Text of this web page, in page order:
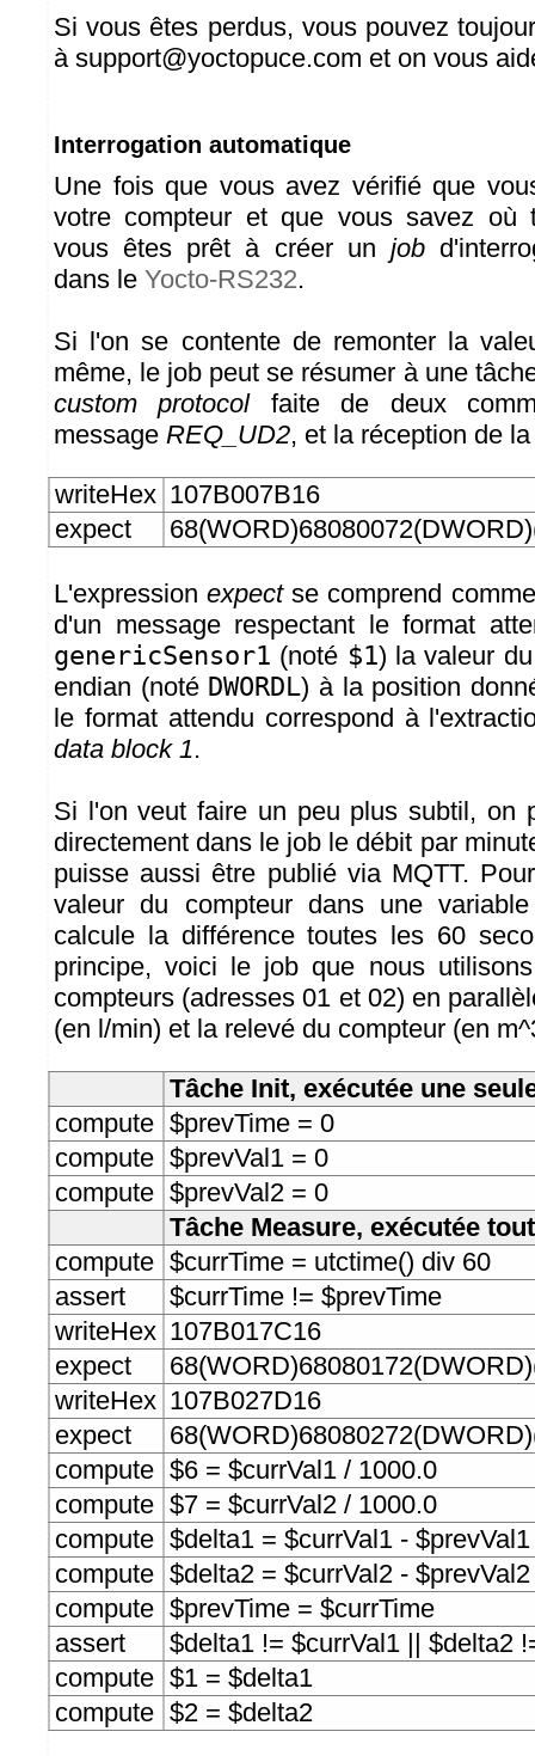
Si vous êtes perdus, vous pouvez
à support@yoctopuce.com et on vous
Interrogation automatique
Une fois que vous avez vérifié que
votre compteur et que vous savez où
vous êtes prêt à créer un job
dans le Yocto-RS232.
Si l'on se contente de remonter la
même, le job peut se résumer à une
custom protocolfaite de deux
message REQ_UD2, et la réception de
writeHex 107B007B16
expect
L'expressionexpectse comprend
d'un message respectant le format
genericSensor1 (noté $1) la valeur
endian (noté DWORDL) à la position
le format attendu correspond à
data block 1.
Si l'on veut faire un peu plus subtil, on
directement dans le job le débit par
puisse aussi être publié via MQTT.
valeur du compteur dans une
calcule la différence toutes les 60
principe, voici le job que nous
compteurs (adresses 01 et 02) en
(en l/min) et la relevé du compteur (en
Tâche Init, exécutée une
compute $prevTime = 0
compute $prevVal1 = 0
compute $prevVal2 = 0
Tâche Measure, exécutée
compute $currTime = utctime() div 60
assert
$currTime != $prevTime
writeHex 107B017C16
expect
writeHex 107B027D16
expect
compute $6 = $currVal1 / 1000.0
compute $7 = $currVal2 / 1000.0
compute $delta1 = $currVal1 - $prevVal1
compute $delta2 = $currVal2 - $prevVal2
compute $prevTime = $currTime
assert
$delta1 != $currVal1 || $delta2
compute $1 = $delta1
compute $2 = $delta2